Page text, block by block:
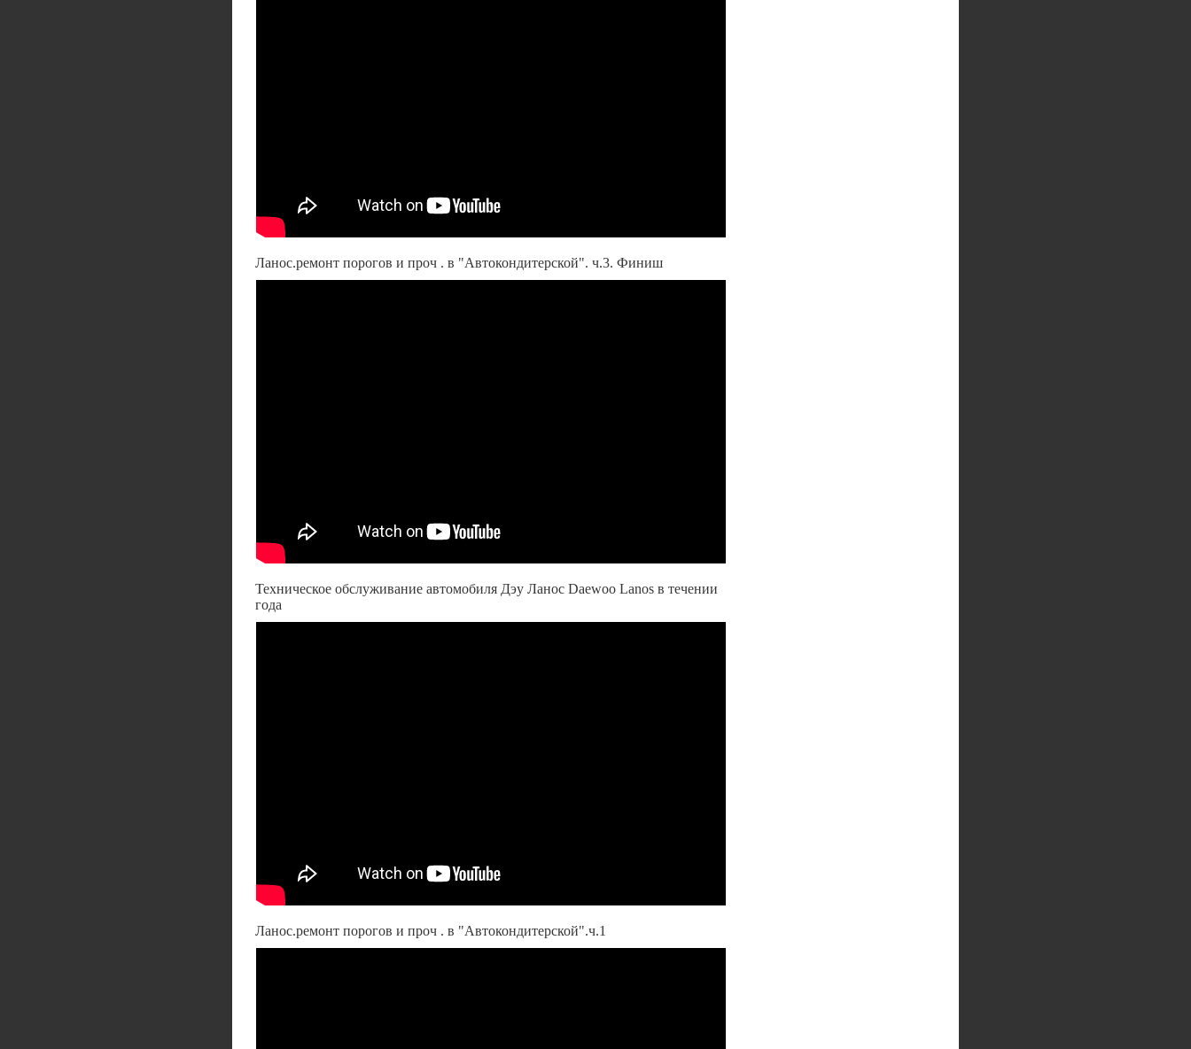
Ланос.ремонт порогов и проч . в "Автокондитерской". ч.3. Финиш
Техническое обслуживание автомобиля Дэу Ланос Daewoo Lanos в течении
года
Ланос.ремонт порогов и проч . в "Автокондитерской".ч.1